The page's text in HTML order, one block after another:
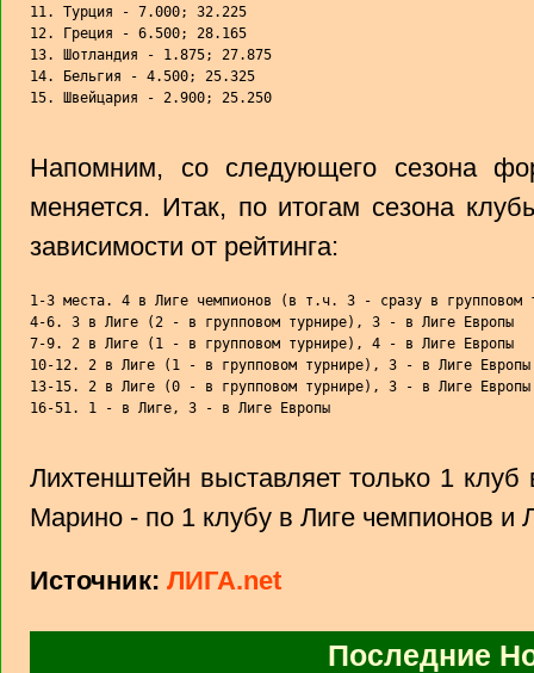
11. Турция - 7.000; 32.225
12. Греция - 6.500; 28.165
13. Шотландия - 1.875; 27.875
14. Бельгия - 4.500; 25.325
15. Швейцария - 2.900; 25.250
Напомним, со следующего сезона
меняется. Итак, по итогам сезона
зависимости от рейтинга:
1-3 места. 4 в Лиге чемпионов (в т.ч. 3 - сразу в групповом
4-6. 3 в Лиге (2 - в групповом турнире), 3 - в Лиге Европы
7-9. 2 в Лиге (1 - в групповом турнире), 4 - в Лиге Европы
10-12. 2 в Лиге (1 - в групповом турнире), 3 - в Лиге Европы
13-15. 2 в Лиге (0 - в групповом турнире), 3 - в Лиге Европы
16-51. 1 - в Лиге, 3 - в Лиге Европы
Лихтенштейн выставляет только 1
Марино - по 1 клубу в Лиге чемпионов и
Источник: ЛИГА.net
Последние